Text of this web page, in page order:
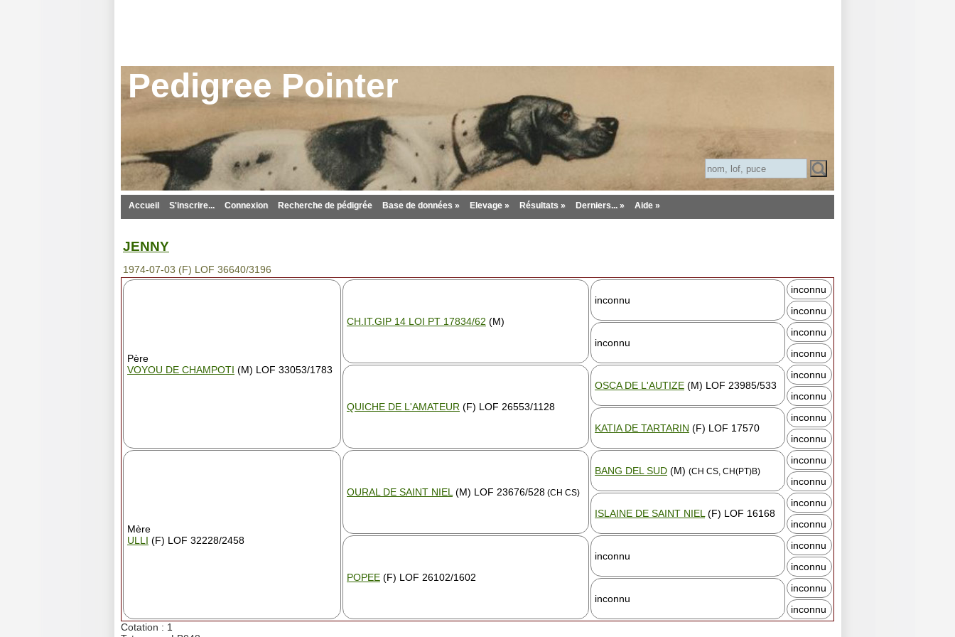
Pedigree Pointer
Accueil S'inscrire... Connexion Recherche de pédigrée Base de données » Elevage » Résultats » Derniers... » Aide »
JENNY
1974-07-03 (F) LOF 36640/3196
Père
VOYOU DE CHAMPOTI (M) LOF 33053/1783
CH.IT.GIP 14 LOI PT 17834/62 (M)
inconnu
inconnu
inconnu
inconnu
inconnu
inconnu
QUICHE DE L'AMATEUR (F) LOF 26553/1128
OSCA DE L'AUTIZE (M) LOF 23985/533
inconnu
inconnu
KATIA DE TARTARIN (F) LOF 17570
inconnu
inconnu
Mère
ULLI (F) LOF 32228/2458
OURAL DE SAINT NIEL (M) LOF 23676/528 (CH CS)
BANG DEL SUD (M) (CH CS, CH(PT)B)
inconnu
inconnu
ISLAINE DE SAINT NIEL (F) LOF 16168
inconnu
inconnu
POPEE (F) LOF 26102/1602
inconnu
inconnu
inconnu
inconnu
inconnu
inconnu
Cotation : 1